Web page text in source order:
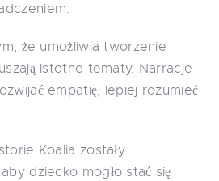
że umożliwia tworzenie
istotne tematy. Narracje
empatię, lepiej rozumieć
Koalia zostały
dziecko mogło stać się